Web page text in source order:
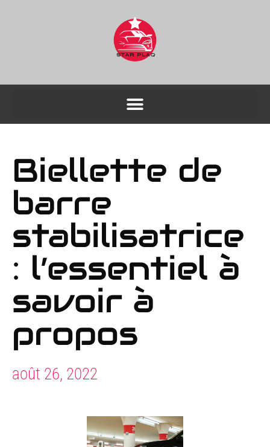
Biellette de
barre
stabilisatrice
: l’essentiel à
savoir à
propos
août 26, 2022